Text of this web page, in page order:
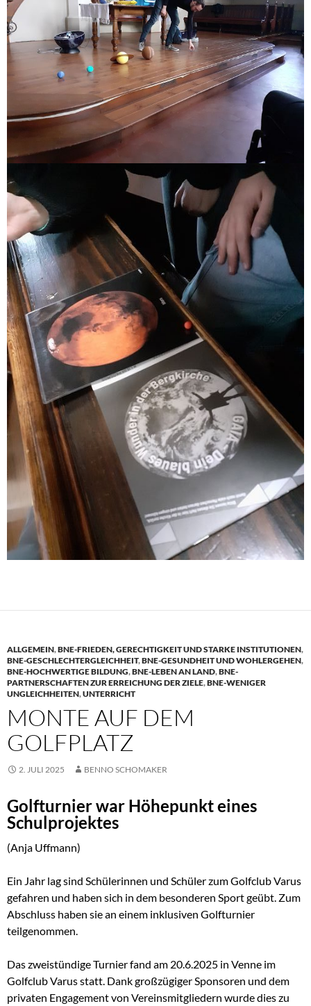
ALLGEMEIN,BNE-FRIEDEN, GERECHTIGKEIT UND STARKE INSTITUTIONEN,
BNE-GESCHLECHTERGLEICHHEIT,BNE-GESUNDHEIT UND WOHLERGEHEN,
BNE-HOCHWERTIGE BILDUNG,BNE-LEBEN AN LAND,BNE-
PARTNERSCHAFTEN ZUR ERREICHUNG DER ZIELE,BNE-WENIGER
UNGLEICHHEITEN,UNTERRICHT
MONTE AUF DEM
GOLFPLATZ
2. JULI 2025 BENNO SCHOMAKER
Golfturnier war Höhepunkt eines
Schulprojektes
(Anja Uffmann)
Ein Jahr lag sind Schülerinnen und Schüler zum Golfclub Varus
gefahren und haben sich in dem besonderen Sport geübt. Zum
Abschluss haben sie an einem inklusiven Golfturnier
teilgenommen.
Das zweistündige Turnier fand am 20.6.2025 in Venne im
Golfclub Varus statt. Dank großzügiger Sponsoren und dem
privaten Engagement von Vereinsmitgliedern wurde dies zu